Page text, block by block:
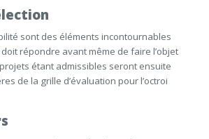
sont des éléments incontournables
répondre avant même de faire l’objet
étant admissibles seront ensuite
de la grille d’évaluation pour l’octroi